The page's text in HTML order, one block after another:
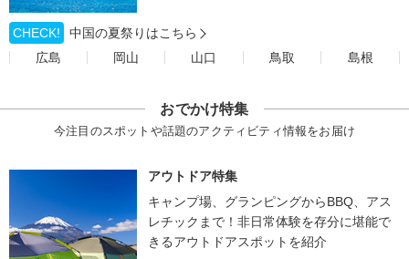
CHECK!
中国の夏祭りはこちら
広島
岡山 山口 鳥取 島根
おでかけ特集
今注目のスポットや話題のアクティビティ情報をお届け
アウトドア特集
キャンプ場、グランピングからBBQ、アス
レチックまで！非日常体験を存分に堪能で
きるアウトドアスポットを紹介